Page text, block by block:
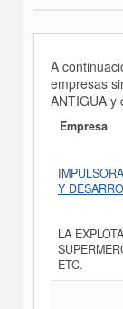
A
empresas
ANTIGUA y
Empresa
Y
LA
ETC.